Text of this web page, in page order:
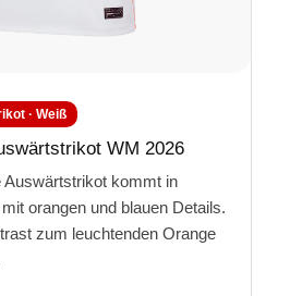
· Weiß
WM 2026
Auswärtstrikot kommt in
orangen und blauen Details.
zum leuchtenden Orange